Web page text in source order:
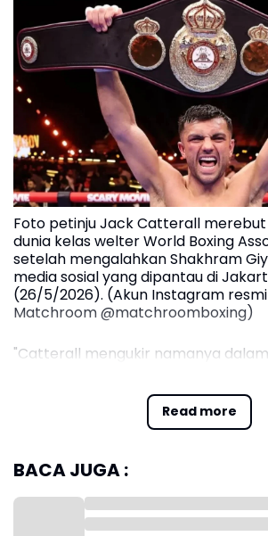
Read more
Foto petinju Jack Catterall
dunia kelas welter World Boxing
setelah mengalahkan Shakhram
media sosial yang dipantau di
(26/5/2026). (Akun Instagram
Matchroom @matchroomboxing)
"Catterall mengukir namanya
kosong melalui kemenangan angka
demikian pernyataan WBA dalam
Sejak ronde awal, Giyasov tampil
tekanan tinggi dan mencoba
pertarungan lewat kombinasi
BACA JUGA :